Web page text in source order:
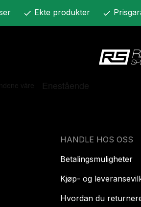
check Ekte produkter check
HANDLE HOS OSS
Betalingsmuligheter
Kjøp- og
Hvordan du